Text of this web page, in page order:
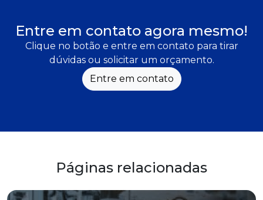
Entre em contato agora mesmo!
Clique no botão e entre em contato para tirar
dúvidas ou solicitar um orçamento.
Entre em contato
Páginas relacionadas